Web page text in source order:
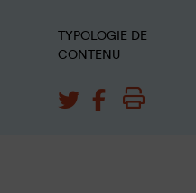
TYPOLOGIE DE
CONTENU